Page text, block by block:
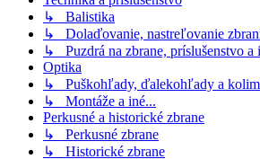
↳ Balistika
↳ Dolaďovanie, nastreľovanie
↳ Puzdrá na zbrane, príslušenstvo a
Optika
↳ Puškohľady, ďalekohľady a
↳ Montáže a iné...
Perkusné a historické zbrane
↳ Perkusné zbrane
↳ Historické zbrane